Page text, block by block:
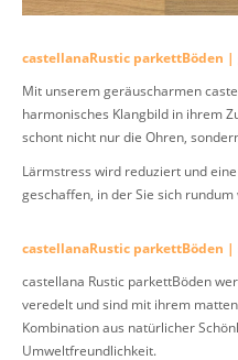
castellanaRustic parkettBöden |
Mit unserem geräuscharmen
harmonisches Klangbild in ihrem
schont nicht nur die Ohren,
Lärmstress wird reduziert und
geschaffen, in der Sie sich
castellanaRustic parkettBöden
castellana Rustic parkettBöden
veredelt und sind mit ihrem
Kombination aus natürlicher
Umweltfreundlichkeit.